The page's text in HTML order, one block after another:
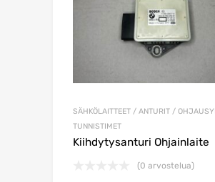
SÄHKÖLAITTEET / ANTURIT /
TUNNISTIMET
Kiihdytysanturi Ohjainlaite
(0 arvostelua)